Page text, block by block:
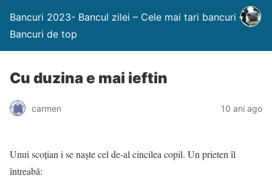
Bancuri 2023- Bancul zilei – Cele mai tari bancuri –
Bancuri de top
Cu duzina e mai ieftin
carmen 10 ani ago
Unui scoțian i se naște cel de-al cincilea copil. Un prieten îl
întreabă: